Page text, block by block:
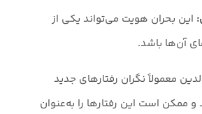
این بحران هویت می‌تواند یکی از
آن‌ها باشد.
معمولاً نگران رفتارهای جدید
ممکن است این رفتارها را به‌عنوان